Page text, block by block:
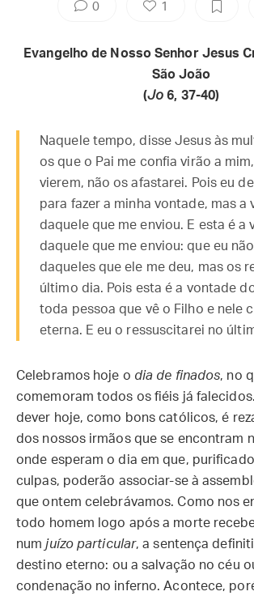
0 1
Evangelho de Nosso Senhor Jesus
São João
(Jo 6, 37-40)
Naquele tempo, disse Jesus às
os que o Pai me confia virão a
vierem, não os afastarei. Pois eu
para fazer a minha vontade, mas a
daquele que me enviou. E esta é a
daquele que me enviou: que eu
daqueles que ele me deu, mas os
último dia. Pois esta é a vontade
toda pessoa que vê o Filho e nele
eterna. E eu o ressuscitarei no
Celebramos hoje o dia de finados, no
comemoram todos os fiéis já
dever hoje, como bons católicos, é
dos nossos irmãos que se encontram
onde esperam o dia em que,
culpas, poderão associar-se à
que ontem celebrávamos. Como nos
todo homem logo após a morte
numjuízo particular, a sentença
destino eterno: ou a salvação no céu
condenação no inferno. Acontece,